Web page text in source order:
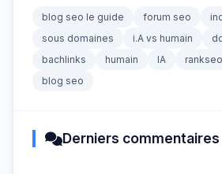
blog seo le guide forum seo
sous domaines
i.A vs humain
bachlinks
humain IA rankseo
blog seo
Derniers commentaires